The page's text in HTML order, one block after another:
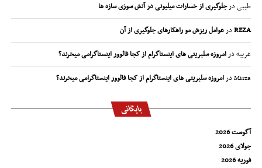
طیبیدرجلوگیری از خسارات میلیونی در آتش سوزی سازه ها
REZAدرعوامل ریزش مو راهکارهای جلوگیری از آن
غریبهدرامروزه سلبریتی های اینستاگرام از کجا فالوور اینستاگرامی میخرند؟
Mirzaدرامروزه سلبریتی های اینستاگرام از کجا فالوور اینستاگرامی میخرند؟
بایگانی
آگوست 2026
جولای 2026
فوریه 2026